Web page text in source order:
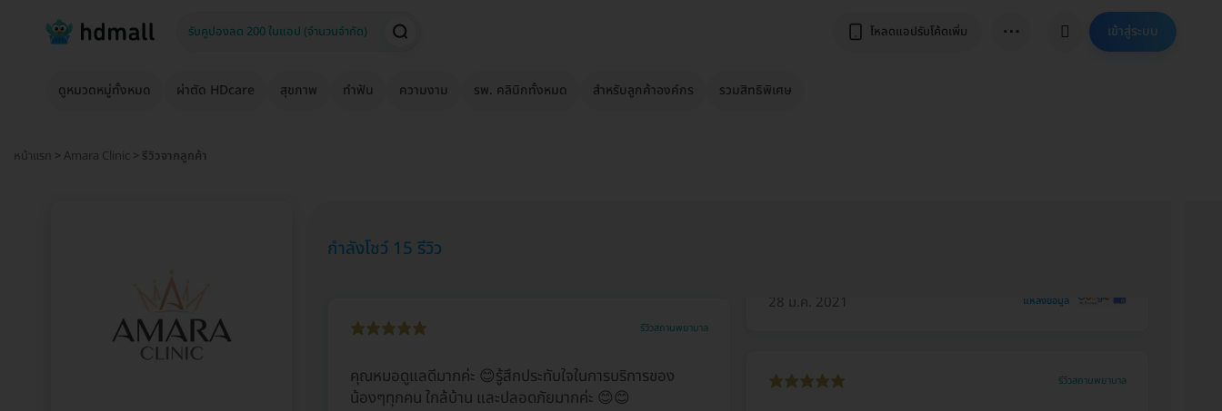
โหลดแอปรับโค้ดเพิ่ม ⋯ เข้าสู่ระบบ
ดูหมวดหมู่ทั้งหมด ผ่าตัด HDcare สุขภาพ ทำฟัน ความงาม รพ. คลินิกทั้งหมด สำหรับลูกค้าองค์กร รวมสิทธิพิเศษ
หน้าแรก > Amara Clinic > รีวิวจากลูกค้า
กำลังโชว์ 15 รีวิว
รีวิวสถานพยาบาล
คุณหมอดูแลดีมากค่ะ 😊รู้สึกประทับใจในการบริการของ
น้องๆทุกคน ใกล้บ้าน และปลอดภัยมากค่ะ 😊😊
28 ม.ค. 2021 แหล่งข้อมูล
รีวิวสถานพยาบาล